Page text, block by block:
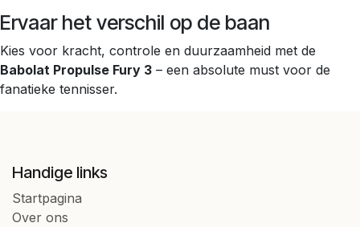
Ervaar het verschil op de baan
Kies voor kracht, controle en duurzaamheid met de
Babolat Propulse Fury 3 – een absolute must voor de
fanatieke tennisser.
Handige links
Startpagina
Over ons